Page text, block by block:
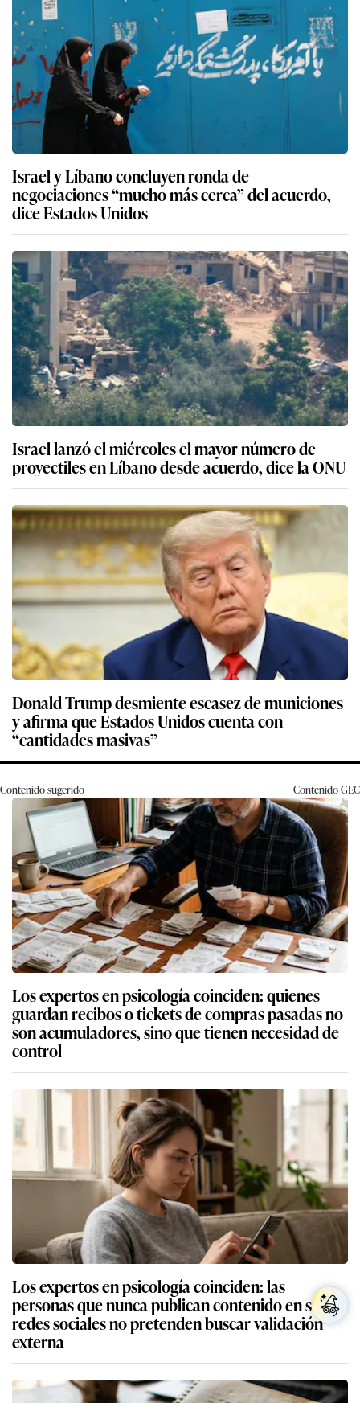
Israel y Líbano concluyen ronda de
negociaciones “mucho más cerca” del acuerdo,
dice Estados Unidos
Israel lanzó el miércoles el mayor número de
proyectiles en Líbano desde acuerdo, dice la ONU
Donald Trump desmiente escasez de municiones
y afirma que Estados Unidos cuenta con
“cantidades masivas”
Contenido sugerido ContenidoGEC
Los expertos en psicología coinciden: quienes
guardan recibos o tickets de compras pasadas no
son acumuladores, sino que tienen necesidad de
control
Los expertos en psicología coinciden: las
personas que nunca publican contenido en sus
redes sociales no pretenden buscar validación
externa